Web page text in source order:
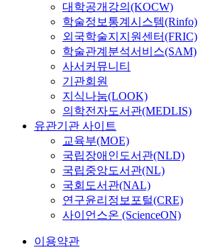
대학공개강의(KOCW)
학술정보통계시스템(Rinfo)
외국학술지지원센터(FRIC)
학술관계분석서비스(SAM)
사서커뮤니티
기관회원
지식나눔(LOOK)
의학전자도서관(MEDLIS)
유관기관 사이트
교육부(MOE)
국립장애인도서관(NLD)
국립중앙도서관(NL)
국회도서관(NAL)
연구윤리정보포털(CRE)
사이언스온 (ScienceON)
이용약관